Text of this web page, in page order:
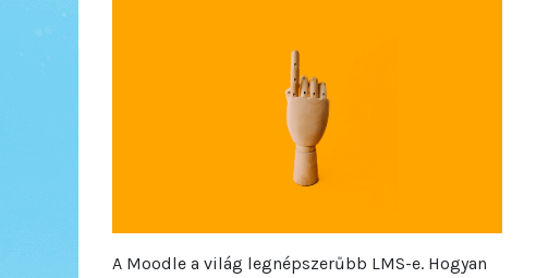
A Moodle a világ legnépszerűbb LMS-e. Hogyan